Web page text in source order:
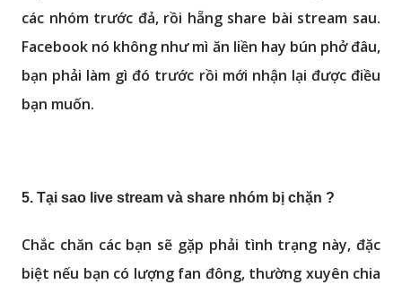
các nhóm trước đả, rồi hẵng share bài stream sau.
Facebook nó không như mì ăn liền hay bún phở đâu,
bạn phải làm gì đó trước rồi mới nhận lại được điều
bạn muốn.
5. Tại sao live stream và share nhóm bị chặn ?
Chắc chăn các bạn sẽ gặp phải tình trạng này, đặc
biệt nếu bạn có lượng fan đông, thường xuyên chia